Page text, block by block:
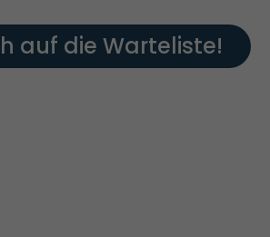
auf die Warteliste!